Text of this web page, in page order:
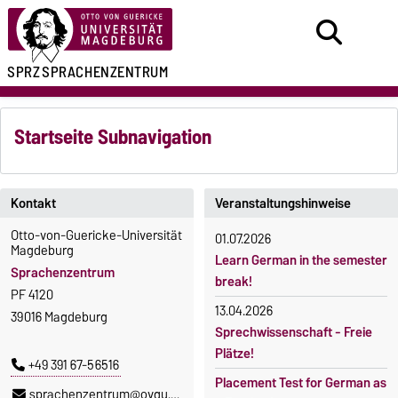
SPRZSPRACHENZENTRUM
Startseite Subnavigation
Kontakt
Otto-von-Guericke-Universität
Magdeburg
Sprachenzentrum
PF 4120
39016 Magdeburg
+49 391 67-56516
Veranstaltungshinweise
01.07.2026
Learn German in the semester
break!
13.04.2026
Sprechwissenschaft - Freie
Plätze!
Placement Test for German as